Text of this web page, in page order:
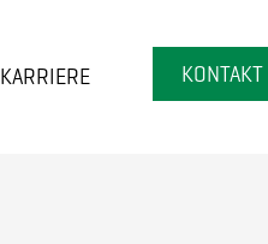
KARRIERE KONTAKT